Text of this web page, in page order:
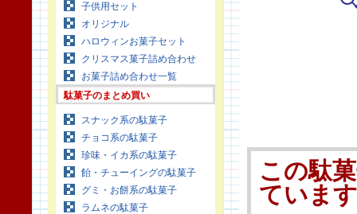
子供用セット
オリジナル
ハロウィンお菓子セット
クリスマス菓子詰め合わせ
お菓子詰め合わせ一覧
駄菓子のまとめ買い
スナック系の駄菓子
チョコ系の駄菓子
珍味・イカ系の駄菓子
飴・チューイングの駄菓子
グミ・お餅系の駄菓子
ラムネの駄菓子
この駄
ていま